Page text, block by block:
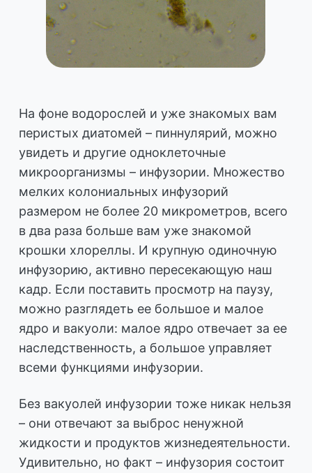
На фоне водорослей и уже знакомых вам
перистых диатомей – пиннулярий, можно
увидеть и другие одноклеточные
микроорганизмы – инфузории. Множество
мелких колониальных инфузорий
размером не более 20 микрометров, всего
в два раза больше вам уже знакомой
крошки хлореллы. И крупную одиночную
инфузорию, активно пересекающую наш
кадр. Если поставить просмотр на паузу,
можно разглядеть ее большое и малое
ядро и вакуоли: малое ядро отвечает за ее
наследственность, а большое управляет
всеми функциями инфузории.
Без вакуолей инфузории тоже никак нельзя
– они отвечают за выброс ненужной
жидкости и продуктов жизнедеятельности.
Удивительно, но факт – инфузория состоит